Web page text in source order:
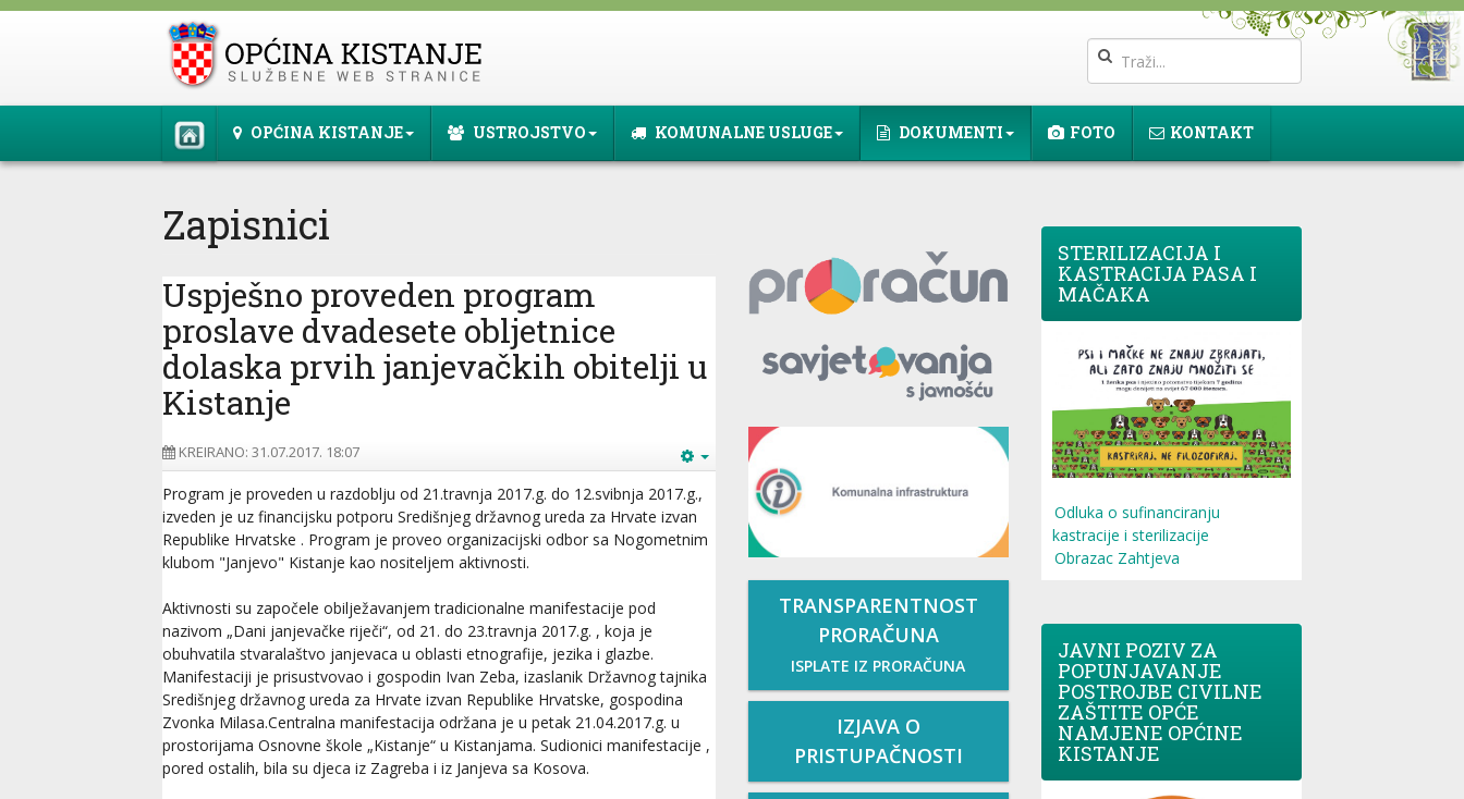
OPĆINA KISTANJE USTROJSTVO KOMUNALNE USLUGE DOKUMENTI FOTO KONTAKT
Zapisnici
Uspješno proveden program
proslave dvadesete obljetnice
dolaska prvih janjevačkih obitelji u
Kistanje
KREIRANO: 31.07.2017. 18:07
Program je proveden u razdoblju od 21.travnja 2017.g. do 12.svibnja 2017.g.,
izveden je uz financijsku potporu Središnjeg državnog ureda za Hrvate izvan
Republike Hrvatske . Program je proveo organizacijski odbor sa Nogometnim
klubom "Janjevo" Kistanje kao nositeljem aktivnosti.
Aktivnosti su započele obilježavanjem tradicionalne manifestacije pod
nazivom „Dani janjevačke riječi“, od 21. do 23.travnja 2017.g. , koja je
obuhvatila stvaralaštvo janjevaca u oblasti etnografije, jezika i glazbe.
Manifestaciji je prisustvovao i gospodin Ivan Zeba, izaslanik Državnog tajnika
Središnjeg državnog ureda za Hrvate izvan Republike Hrvatske, gospodina
Zvonka Milasa.Centralna manifestacija održana je u petak 21.04.2017.g. u
prostorijama Osnovne škole „Kistanje“ u Kistanjama. Sudionici manifestacije ,
pored ostalih, bila su djeca iz Zagreba i iz Janjeva sa Kosova.
TRANSPARENTNOST
PRORAČUNA
ISPLATE IZ PRORAČUNA
IZJAVA O
PRISTUPAČNOSTI
STERILIZACIJA I
KASTRACIJA PASA I
MAČAKA
Odluka o sufinanciranju
kastracije i sterilizacije
Obrazac Zahtjeva
JAVNI POZIV ZA
POPUNJAVANJE
POSTROJBE CIVILNE
ZAŠTITE OPĆE
NAMJENE OPĆINE
KISTANJE